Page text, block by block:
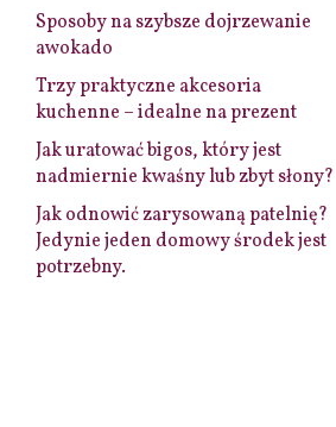
Sposoby na szybsze dojrzewanie
awokado
Trzy praktyczne akcesoria
kuchenne – idealne na prezent
Jak uratować bigos, który jest
nadmiernie kwaśny lub zbyt słony?
Jak odnowić zarysowaną patelnię?
Jedynie jeden domowy środek jest
potrzebny.